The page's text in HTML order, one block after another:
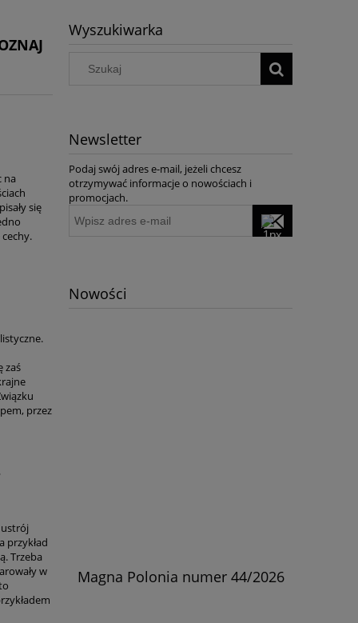
na
się
zaś
przez
przykład
Trzeba
w
Wyszukiwarka
Newsletter
Podaj swój adres e-mail, jeżeli chcesz
otrzymywać informacje o nowościach i
promocjach.
Nowości
w
Magna Polonia numer 44/2026